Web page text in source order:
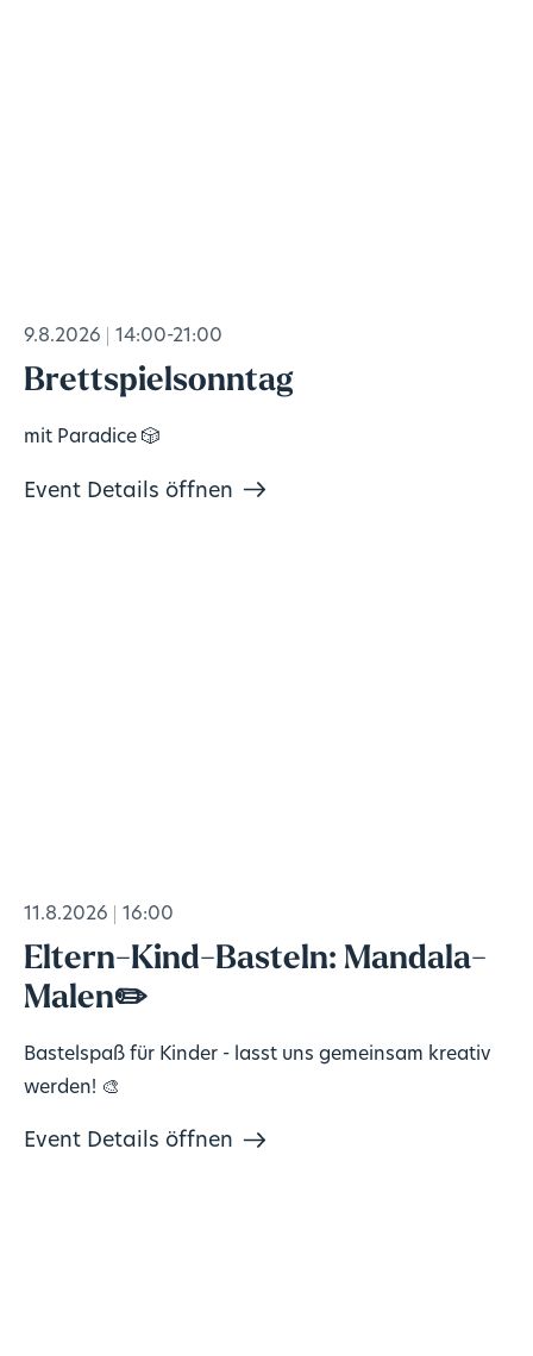
9.8.2026 14:00-21:00
Brettspielsonntag
mit Paradice 🎲
Event Details öffnen
11.8.2026 16:00
Eltern-Kind-Basteln: Mandala-
Malen✏️
Bastelspaß für Kinder - lasst uns gemeinsam kreativ
werden! 🎨
Event Details öffnen